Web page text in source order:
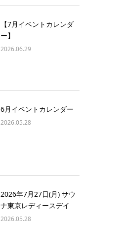
【7月イベントカレンダ
ー】
2026.06.29
6月イベントカレンダー
2026.05.28
2026年7月27日(月) サウ
ナ東京レディースデイ
2026.05.28